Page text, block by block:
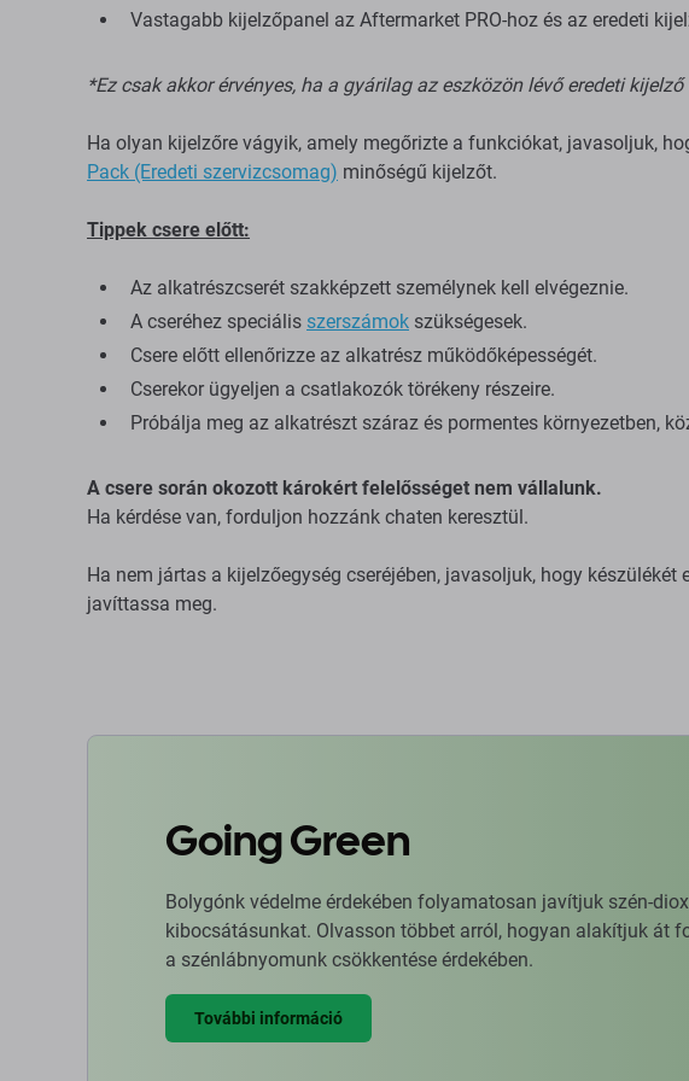
Vastagabb kijelzőpanel az Aftermarket PRO-hoz és az eredeti
*Ez csak akkor érvényes, ha a gyárilag az eszközön lévő eredeti
Ha olyan kijelzőre vágyik, amely megőrizte a funkciókat, javasoljuk,
Pack (Eredeti szervizcsomag) minőségű kijelzőt.
Tippek csere előtt:
Az alkatrészcserét szakképzett személynek kell elvégeznie.
A cseréhez speciális szerszámok szükségesek.
Csere előtt ellenőrizze az alkatrész működőképességét.
Cserekor ügyeljen a csatlakozók törékeny részeire.
Próbálja meg az alkatrészt száraz és pormentes környezetben,
A csere során okozott károkért felelősséget nem vállalunk.
Ha kérdése van, forduljon hozzánk chaten keresztül.
Ha nem jártas a kijelzőegység cseréjében, javasoljuk, hogy készülékét
javíttassa meg.
Going Green
Bolygónk védelme érdekében folyamatosan javítjuk szén-
kibocsátásunkat. Olvasson többet arról, hogyan alakítjuk át
a szénlábnyomunk csökkentése érdekében.
További információ